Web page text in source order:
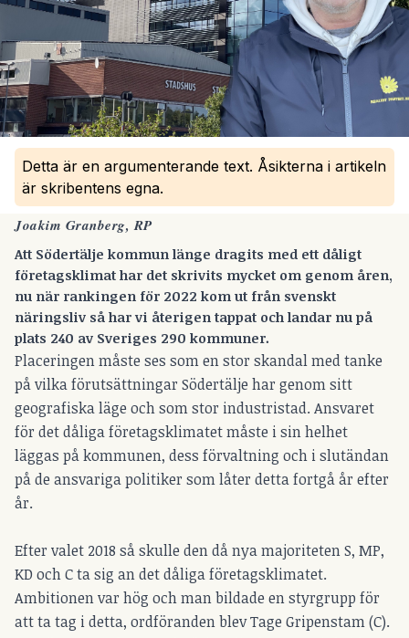
Detta är en argumenterande text. Åsikterna i artikeln
är skribentens egna.
Joakim Granberg, RP
Att Södertälje kommun länge dragits med ett dåligt
företagsklimat har det skrivits mycket om genom åren,
nu när rankingen för 2022 kom ut från svenskt
näringsliv så har vi återigen tappat och landar nu på
plats 240 av Sveriges 290 kommuner.
Placeringen måste ses som en stor skandal med tanke
på vilka förutsättningar Södertälje har genom sitt
geografiska läge och som stor industristad. Ansvaret
för det dåliga företagsklimatet måste i sin helhet
läggas på kommunen, dess förvaltning och i slutändan
på de ansvariga politiker som låter detta fortgå år efter
år.
Efter valet 2018 så skulle den då nya majoriteten S, MP,
KD och C ta sig an det dåliga företagsklimatet.
Ambitionen var hög och man bildade en styrgrupp för
att ta tag i detta, ordföranden blev Tage Gripenstam (C).